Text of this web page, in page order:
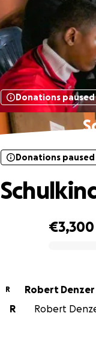
Donations paused
€3,300
Donations paused
R Robert Denzer
R
Robert